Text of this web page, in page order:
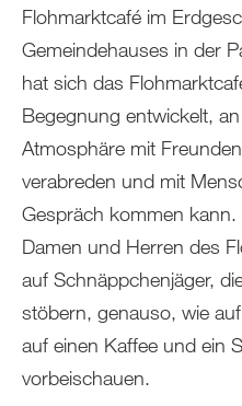
Flohmarktcafé im
Gemeindehauses in der
hat sich das
Begegnung entwickelt,
Atmosphäre mit
verabreden und mit
Gespräch kommen kann.
Damen und Herren des
auf Schnäppchenjäger,
stöbern, genauso, wie
auf einen Kaffee und ein
vorbeischauen.